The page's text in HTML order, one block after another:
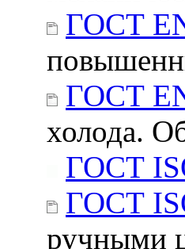
ГОСТ
ГОСТ
холода.
ГОСТ
ГОСТ
ручными